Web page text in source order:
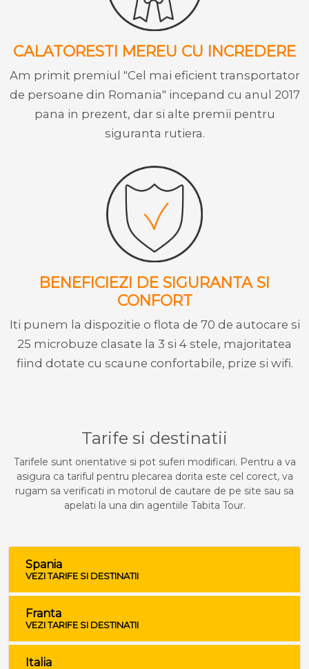
CALATORESTI MEREU CU INCREDERE
Am primit premiul "Cel mai eficient transportator
de persoane din Romania" incepand cu anul 2017
pana in prezent, dar si alte premii pentru
siguranta rutiera.
BENEFICIEZI DE SIGURANTA SI
CONFORT
Iti punem la dispozitie o flota de 70 de autocare si
25 microbuze clasate la 3 si 4 stele, majoritatea
fiind dotate cu scaune confortabile, prize si wifi.
Tarife si destinatii
Tarifele sunt orientative si pot suferi modificari. Pentru a va
asigura ca tariful pentru plecarea dorita este cel corect, va
rugam sa verificati in motorul de cautare de pe site sau sa
apelati la una din agentiile Tabita Tour.
Spania
VEZI TARIFE SI DESTINATII
Franta
VEZI TARIFE SI DESTINATII
Italia